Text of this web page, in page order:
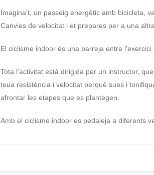
Imagina't, un passeig energètic amb bicicleta,
Canvies de velocitat i et prepares per a una
El ciclisme indoor és una barreja entre l'exercici
Tota l'activitat està dirigida per un instructor,
teua resistència i velocitat perquè sues i
afrontar les etapes que es plantegen.
Amb el ciclisme indoor es pedaleja a diferents